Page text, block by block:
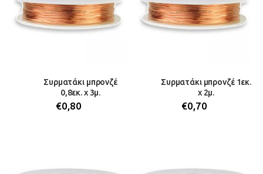
Συρματάκι μπρονζέ
0,8εκ. x 3μ.
€0,80
Συρματάκι μπρονζέ 1εκ.
x 2μ.
€0,70